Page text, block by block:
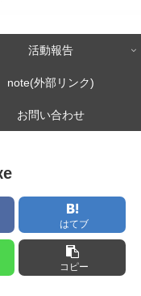
活動報告
note(外部リンク)
お問い合わせ
はてブ
コピー